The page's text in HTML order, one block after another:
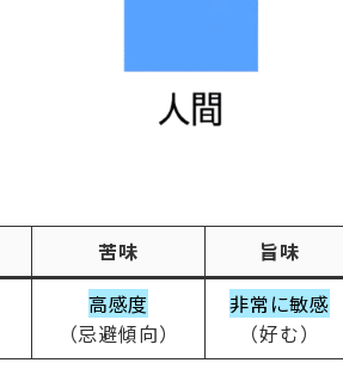
苦味 旨味
高感度
（忌避傾向）
非常に敏感
（好む）